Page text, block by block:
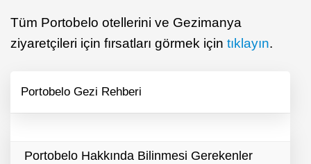
Tüm Portobelo otellerini ve Gezimanya
ziyaretçileri için fırsatları görmek için tıklayın.
Portobelo Gezi Rehberi
Portobelo Hakkında Bilinmesi Gerekenler